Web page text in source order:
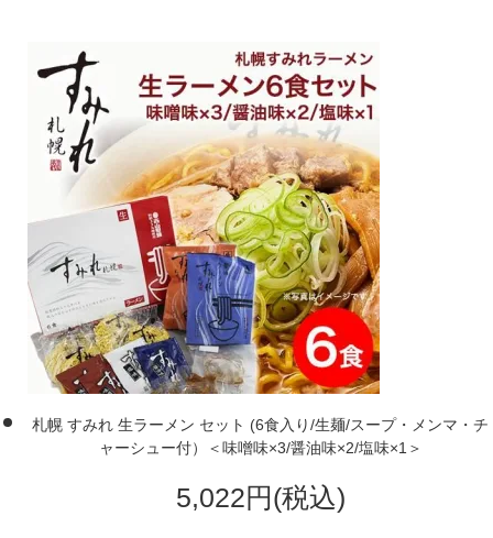
札幌 すみれ 生ラーメン セット (6食入り/生麺/スープ・メンマ・チ
ャーシュー付）＜味噌味×3/醤油味×2/塩味×1＞
5,022円(税込)